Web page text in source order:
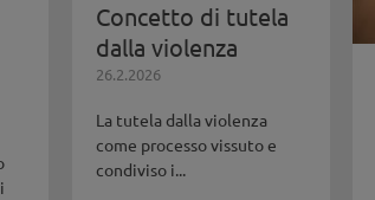
Concetto di tutela
dalla violenza
26.2.2026
La tutela dalla violenza
come processo vissuto e
condiviso i...